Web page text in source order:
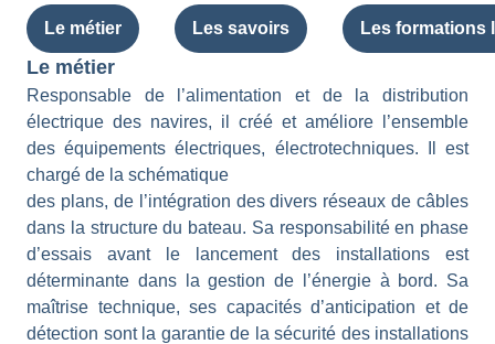
Le métier Les savoirs Les formations
Le métier
Responsable de l’alimentation et de la distribution
électrique des navires, il créé et améliore l’ensemble
des équipements électriques, électrotechniques. Il est
chargé de la schématique
des plans, de l’intégration des divers réseaux de câbles
dans la structure du bateau. Sa responsabilité en phase
d’essais avant le lancement des installations est
déterminante dans la gestion de l’énergie à bord. Sa
maîtrise technique, ses capacités d’anticipation et de
détection sont la garantie de la sécurité des installations